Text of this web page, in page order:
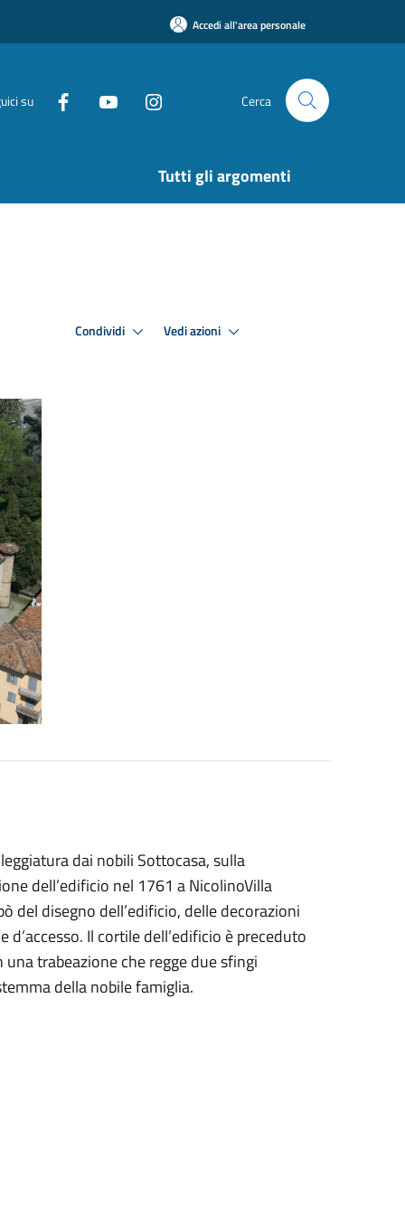
Accedi all'area personale
su Cerca
Tutti gli argomenti
Condividi Vedi azioni
dai nobili Sottocasa, sulla
dell’edificio nel 1761 a NicolinoVilla
del disegno dell’edificio, delle decorazioni
Il cortile dell’edificio è preceduto
trabeazione che regge due sfingi
della nobile famiglia.